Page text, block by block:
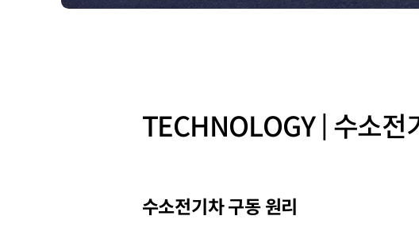
TECHNOLOGY | 수소전
수소전기차 구동 원리